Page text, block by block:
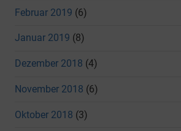
Februar 2019 (6)
Januar 2019 (8)
Dezember 2018 (4)
November 2018 (6)
Oktober 2018 (3)